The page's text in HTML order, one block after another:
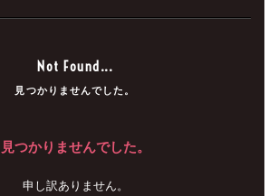
Not Found...
見つかりませんでした。
見つかりませんでした。
申し訳ありません。